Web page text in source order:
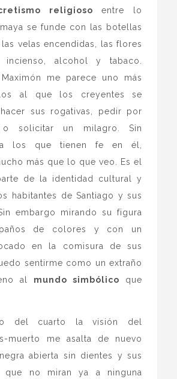
religioso entre lo
se funde con las botellas
velas encendidas, las flores
alcohol y tabaco.
Maximón me parece uno más
al que los creyentes se
sus rogativas, pedir por
solicitar un milagro. Sin
los que tienen fe en él,
más que lo que veo. Es el
de la identidad cultural y
habitantes de Santiago y sus
embargo mirando su figura
de colores y con un
en la comisura de sus
sentirme como un extraño
al mundo simbólico que
del cuarto la visión del
muerto me asalta de nuevo
abierta sin dientes y sus
que no miran ya a ninguna